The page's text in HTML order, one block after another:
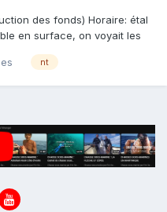
des fonds) Horaire: étal
en surface, on voyait les
en surface, 15 en bas)
nt